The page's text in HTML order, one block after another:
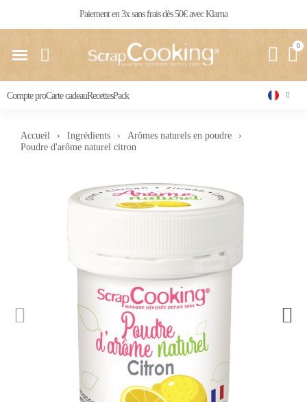
Livraison 24 / 48 h partout en France
Compte proCarte cadeauRecettesPack
Accueil Ingrédients
Arômes naturels en poudre
Poudre d'arôme naturel citron